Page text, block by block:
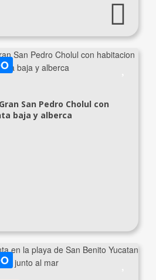
San Pedro Cholul con
baja y alberca